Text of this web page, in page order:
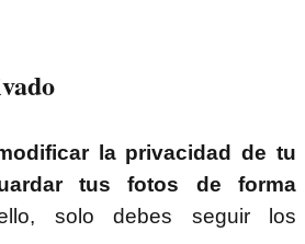
la privacidad de tu
tus fotos de forma
solo debes seguir los